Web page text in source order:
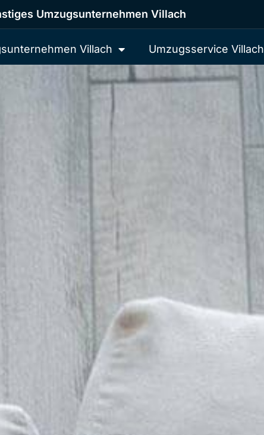
Umzugsunternehmen Villach
Villach Umzugsservice Villach